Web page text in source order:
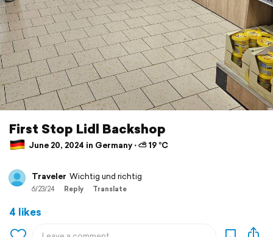
First Stop Lidl Backshop
June 20, 2024 in Germany ⋅ ⛅ 19 °C
Traveler Wichtig und richtig
6/23/24 Reply Translate
4 likes